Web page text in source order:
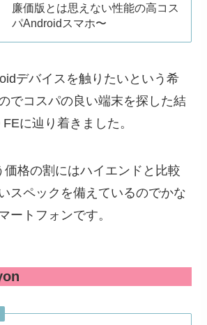
廉価版とは思えない性能の高コス
パAndroidスマホ〜
デバイスを触りたいという希
でコスパの良い端末を探した結
に辿り着きました。
価格の割にはハイエンドと比較
スペックを備えているのでかな
ートフォンです。